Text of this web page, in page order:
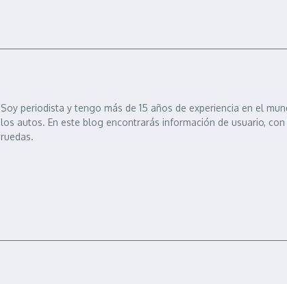
Soy periodista y tengo más de 15 años de experiencia en el
los autos. En este blog encontrarás información de usuario,
ruedas.